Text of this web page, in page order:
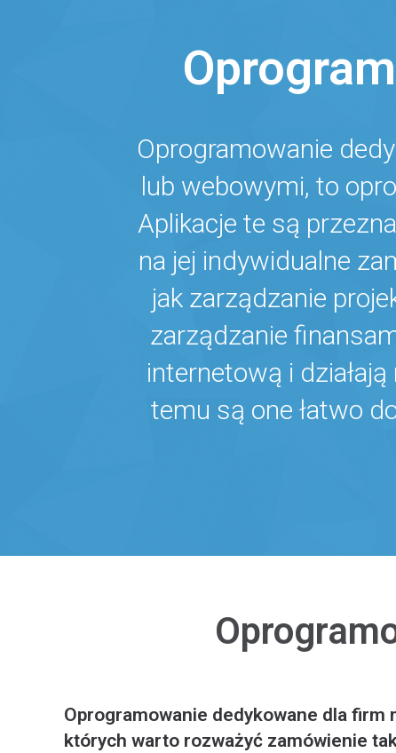
Oprogramowanie
lub webowymi, to
Aplikacje te są
na jej indywidualne
jak zarządzanie
zarządzanie
internetową i
temu są one łatwo
Oprogramowanie dedykowane dla
których warto rozważyć zamówienie